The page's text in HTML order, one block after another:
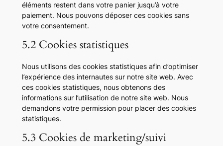
éléments restent dans votre panier jusqu’à votre
paiement. Nous pouvons déposer ces cookies sans
votre consentement.
5.2 Cookies statistiques
Nous utilisons des cookies statistiques afin d’optimiser
l’expérience des internautes sur notre site web. Avec
ces cookies statistiques, nous obtenons des
informations sur l’utilisation de notre site web. Nous
demandons votre permission pour placer des cookies
statistiques.
5.3 Cookies de marketing/suivi